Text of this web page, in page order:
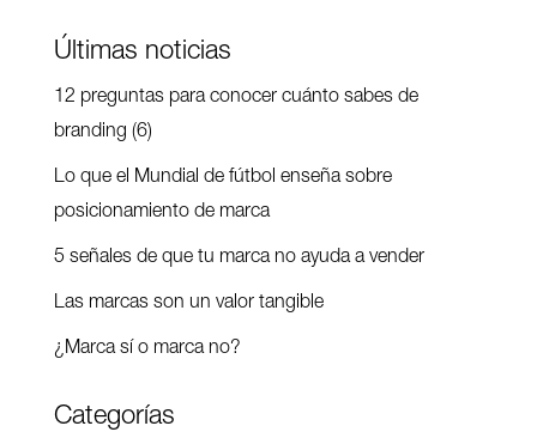
Últimas noticias
12 preguntas para conocer cuánto sabes de
branding (6)
Lo que el Mundial de fútbol enseña sobre
posicionamiento de marca
5 señales de que tu marca no ayuda a vender
Las marcas son un valor tangible
¿Marca sí o marca no?
Categorías